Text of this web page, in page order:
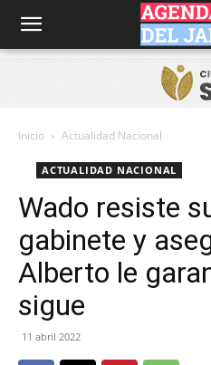
Agenda
Jardín
Inicio Actualidad Nacional
ACTUALIDAD NACIONAL
Wado resiste
gabinete y
Alberto le
sigue
11 abril 2022